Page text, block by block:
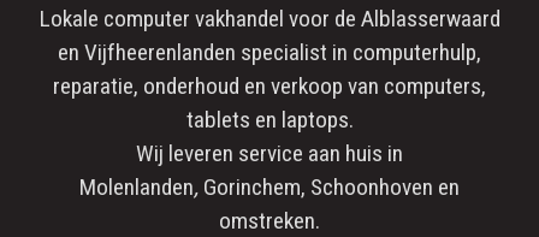
Lokale computer vakhandel voor de Alblasserwaard
en Vijfheerenlanden specialist in computerhulp,
reparatie, onderhoud en verkoop van computers,
tablets en laptops.
Wij leveren service aan huis in
Molenlanden, Gorinchem, Schoonhoven en
omstreken.